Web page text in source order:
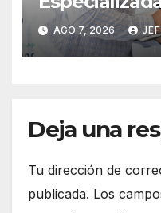
Ciudadanía
AGO 7, 2026
Deja una
Tu dirección de
publicada. Los